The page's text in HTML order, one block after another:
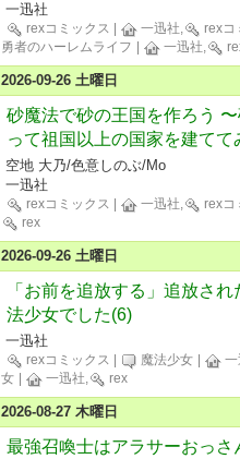
一迅社
rexコミックス 一迅社,
rexコ
勇者のハーレムライフ
一迅社,
2026-09-26 土曜日
砂魔法で砂の王国を作ろう
って祖国以上の国家を建てて
空地 大乃/色意しのぶ/Mo
一迅社
rexコミックス 一迅社,
rexコ
rex
2026-09-26 土曜日
「お前を追放する」追放さ
法少女でした(6)
一迅社
rexコミックス 魔法少女
一
女
一迅社, rex
2026-08-27 木曜日
最強召喚士はアラサーおっ